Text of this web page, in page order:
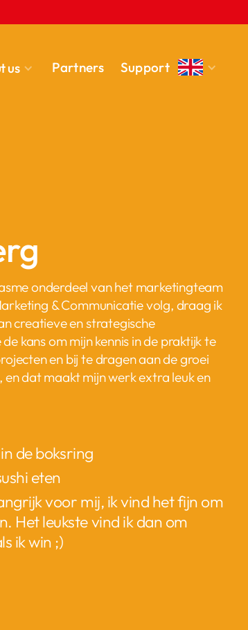
us Partners Support
onderdeel van het marketingteam
& Communicatie volg, draag ik
creatieve en strategische
kans om mijn kennis in de praktijk te
en bij te dragen aan de groei
dat maakt mijn werk extra leuk en
de boksring
eten
voor mij, ik vind het fijn om
Het leukste vind ik dan om
ik win ;)